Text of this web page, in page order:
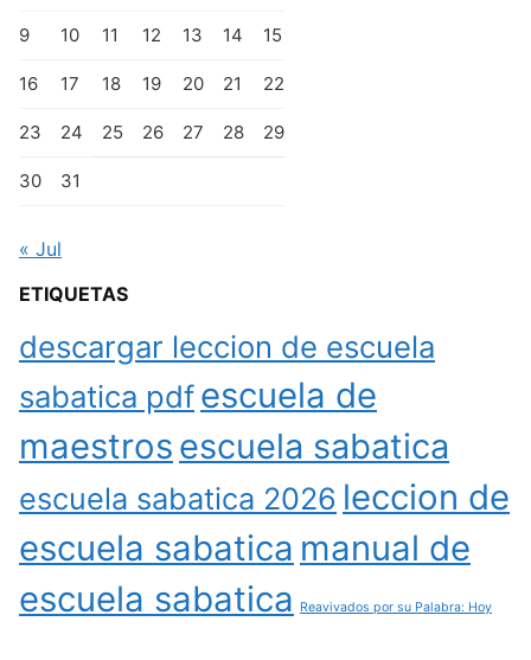
9 10 11 12 13 14 15
16 17 18 19 20 21 22
23 24 25 26 27 28 29
30 31
« Jul
ETIQUETAS
descargar leccion de escuela
sabatica pdfescuela de
maestros escuela sabatica
escuela sabatica 2026 leccion de
escuela sabatica manual de
escuela sabatica
Reavivados por su Palabra: Hoy